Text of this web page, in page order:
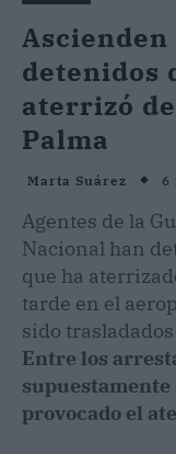
Ascienden
detenidos
aterrizó
Palma
Marta Suárez 6
Agentes de la
Nacional han
que ha
tarde en el
sido
Entre los
supuestamente
provocado el